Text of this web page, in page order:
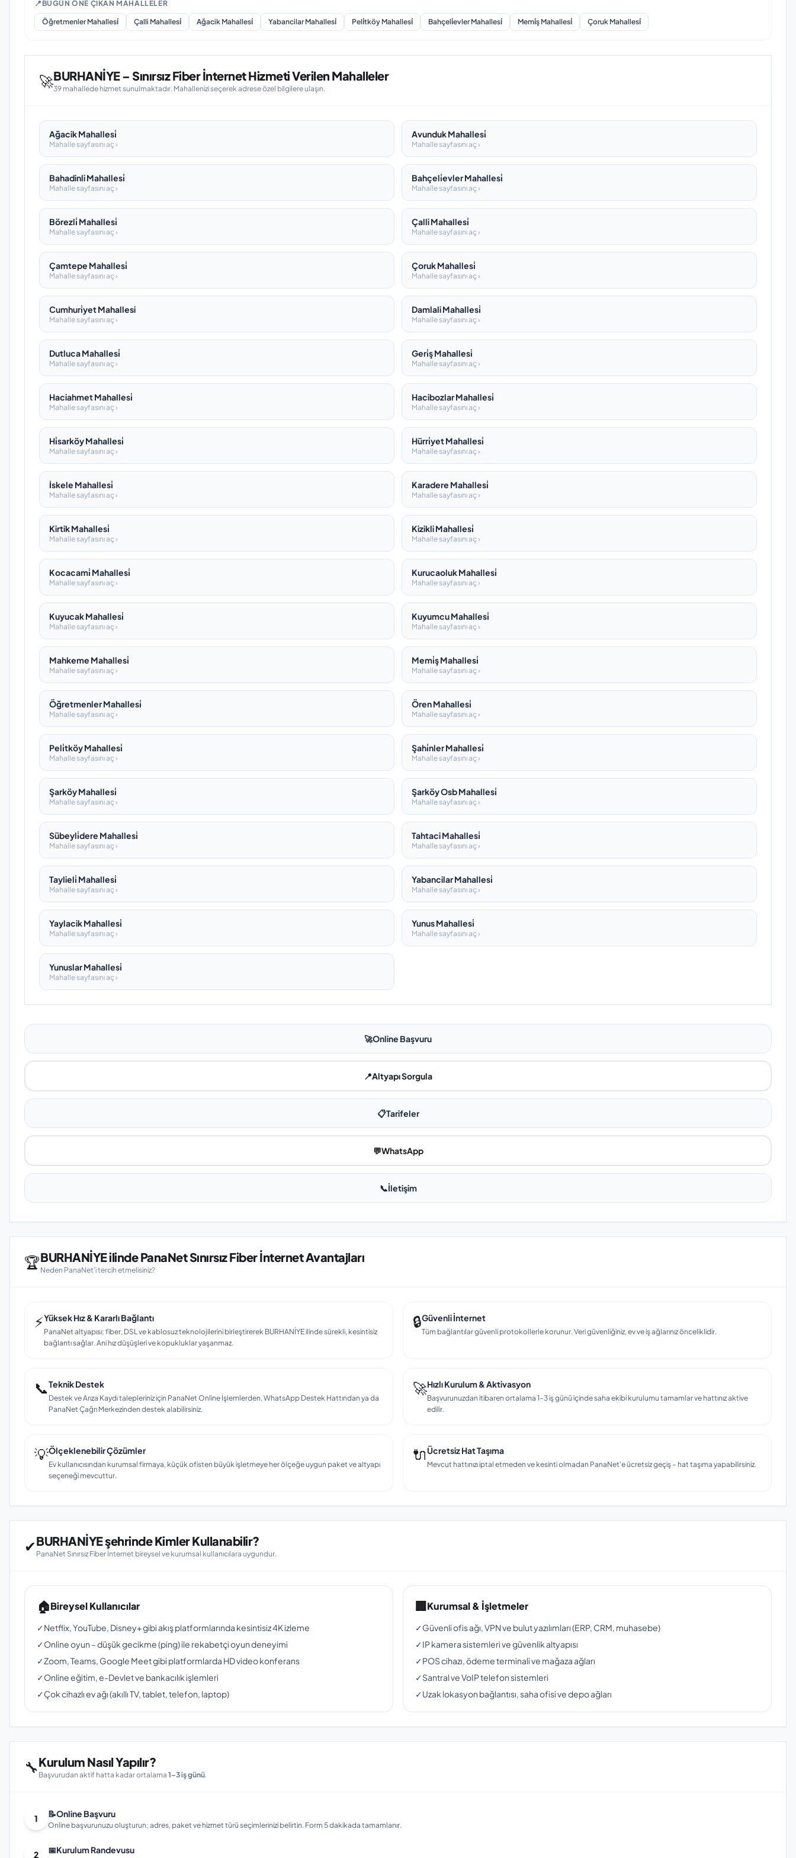
📍 BUGÜN ÖNE ÇIKAN MAHALLELER
Öğretmenler Mahallesi̇ Çalli Mahallesi̇ Ağacik Mahallesi̇ Yabancilar Mahallesi̇ Peli̇tköy Mahallesi̇ Bahçeli̇evler Mahallesi̇ Memi̇ş Mahallesi̇ Çoruk Mahallesi̇
🚀BURHANİYE – Sınırsız Fiber İnternet Hizmeti Verilen Mahalleler
39 mahallede hizmet sunulmaktadır. Mahallenizi seçerek adrese özel bilgilere ulaşın.
Ağacik Mahallesi̇
Mahalle sayfasını aç ›
Avunduk Mahallesi̇
Mahalle sayfasını aç ›
Bahadinli Mahallesi̇
Mahalle sayfasını aç ›
Bahçeli̇evler Mahallesi̇
Mahalle sayfasını aç ›
Börezli̇ Mahallesi̇
Mahalle sayfasını aç ›
Çalli Mahallesi̇
Mahalle sayfasını aç ›
Çamtepe Mahallesi̇
Mahalle sayfasını aç ›
Çoruk Mahallesi̇
Mahalle sayfasını aç ›
Cumhuri̇yet Mahallesi
Mahalle sayfasını aç ›
Damlali Mahallesi̇
Mahalle sayfasını aç ›
Dutluca Mahallesi̇
Mahalle sayfasını aç ›
Geri̇ş Mahallesi̇
Mahalle sayfasını aç ›
Haciahmet Mahallesi̇
Mahalle sayfasını aç ›
Hacibozlar Mahallesi̇
Mahalle sayfasını aç ›
Hi̇sarköy Mahallesi̇
Mahalle sayfasını aç ›
Hürri̇yet Mahallesi̇
Mahalle sayfasını aç ›
İskele Mahallesi̇
Mahalle sayfasını aç ›
Karadere Mahallesi̇
Mahalle sayfasını aç ›
Kirtik Mahallesi̇
Mahalle sayfasını aç ›
Kizikli Mahallesi̇
Mahalle sayfasını aç ›
Kocacami̇ Mahallesi̇
Mahalle sayfasını aç ›
Kurucaoluk Mahallesi̇
Mahalle sayfasını aç ›
Kuyucak Mahallesi̇
Mahalle sayfasını aç ›
Kuyumcu Mahallesi̇
Mahalle sayfasını aç ›
Mahkeme Mahallesi̇
Mahalle sayfasını aç ›
Memi̇ş Mahallesi̇
Mahalle sayfasını aç ›
Öğretmenler Mahallesi̇
Mahalle sayfasını aç ›
Ören Mahallesi̇
Mahalle sayfasını aç ›
Peli̇tköy Mahallesi̇
Mahalle sayfasını aç ›
Şahi̇nler Mahallesi̇
Mahalle sayfasını aç ›
Şarköy Mahallesi̇
Mahalle sayfasını aç ›
Şarköy Osb Mahallesi̇
Mahalle sayfasını aç ›
Sübeyli̇dere Mahallesi̇
Mahalle sayfasını aç ›
Tahtaci Mahallesi̇
Mahalle sayfasını aç ›
Taylieli̇ Mahallesi̇
Mahalle sayfasını aç ›
Yabancilar Mahallesi̇
Mahalle sayfasını aç ›
Yaylacik Mahallesi̇
Mahalle sayfasını aç ›
Yunus Mahallesi̇
Mahalle sayfasını aç ›
Yunuslar Mahallesi̇
Mahalle sayfasını aç ›
🚀Online Başvuru
📍Altyapı Sorgula
📋Tarifeler
💬WhatsApp
📞İletişim
🏆BURHANİYE ilinde PanaNet Sınırsız Fiber İnternet Avantajları
Neden PanaNet'i tercih etmelisiniz?
⚡Yüksek Hız & Kararlı Bağlantı
PanaNet altyapısı; fiber, DSL ve kablosuz teknolojilerini birleştirerek BURHANİYE ilinde sürekli, kesintisiz
bağlantı sağlar. Ani hız düşüşleri ve kopukluklar yaşanmaz.
🔒Güvenli İnternet
Tüm bağlantılar güvenli protokollerle korunur. Veri güvenliğiniz, ev ve iş ağlarınız önceliklidir.
📞Teknik Destek
Destek ve Arıza Kaydı talepleriniz için PanaNet Online İşlemlerden, WhatsApp Destek Hattından ya da
PanaNet Çağrı Merkezinden destek alabilirsiniz.
🚀Hızlı Kurulum & Aktivasyon
Başvurunuzdan itibaren ortalama 1–3 iş günü içinde saha ekibi kurulumu tamamlar ve hattınız aktive
edilir.
💡Ölçeklenebilir Çözümler
Ev kullanıcısından kurumsal firmaya, küçük ofisten büyük işletmeye her ölçeğe uygun paket ve altyapı
seçeneği mevcuttur.
🔌Ücretsiz Hat Taşıma
Mevcut hattınızı iptal etmeden ve kesinti olmadan PanaNet'e ücretsiz geçiş – hat taşıma yapabilirsiniz.
✔BURHANİYE şehrinde Kimler Kullanabilir?
PanaNet Sınırsız Fiber İnternet bireysel ve kurumsal kullanıcılara uygundur.
🏠Bireysel Kullanıcılar
✓Netflix, YouTube, Disney+ gibi akış platformlarında kesintisiz 4K izleme
✓Online oyun – düşük gecikme (ping) ile rekabetçi oyun deneyimi
✓Zoom, Teams, Google Meet gibi platformlarda HD video konferans
✓Online eğitim, e-Devlet ve bankacılık işlemleri
✓Çok cihazlı ev ağı (akıllı TV, tablet, telefon, laptop)
🏢Kurumsal & İşletmeler
✓Güvenli ofis ağı, VPN ve bulut yazılımları (ERP, CRM, muhasebe)
✓IP kamera sistemleri ve güvenlik altyapısı
✓POS cihazı, ödeme terminali ve mağaza ağları
✓Santral ve VoIP telefon sistemleri
✓Uzak lokasyon bağlantısı, saha ofisi ve depo ağları
🔧Kurulum Nasıl Yapılır?
Başvurudan aktif hatta kadar ortalama 1–3 iş günü.
1 📝Online Başvuru
Online başvurunuzu oluşturun; adres, paket ve hizmet türü seçimlerinizi belirtin. Form 5 dakikada tamamlanır.
2 📅Kurulum Randevusu